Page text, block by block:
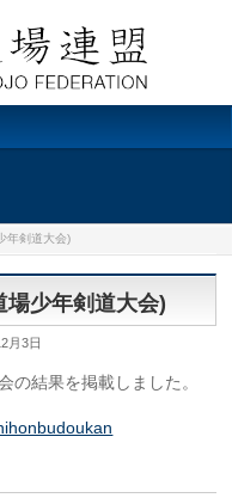
年剣道大会)
場少年剣道大会)
月3日
結果を掲載しました。